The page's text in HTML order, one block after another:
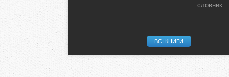
словник
ВСІ КНИГИ